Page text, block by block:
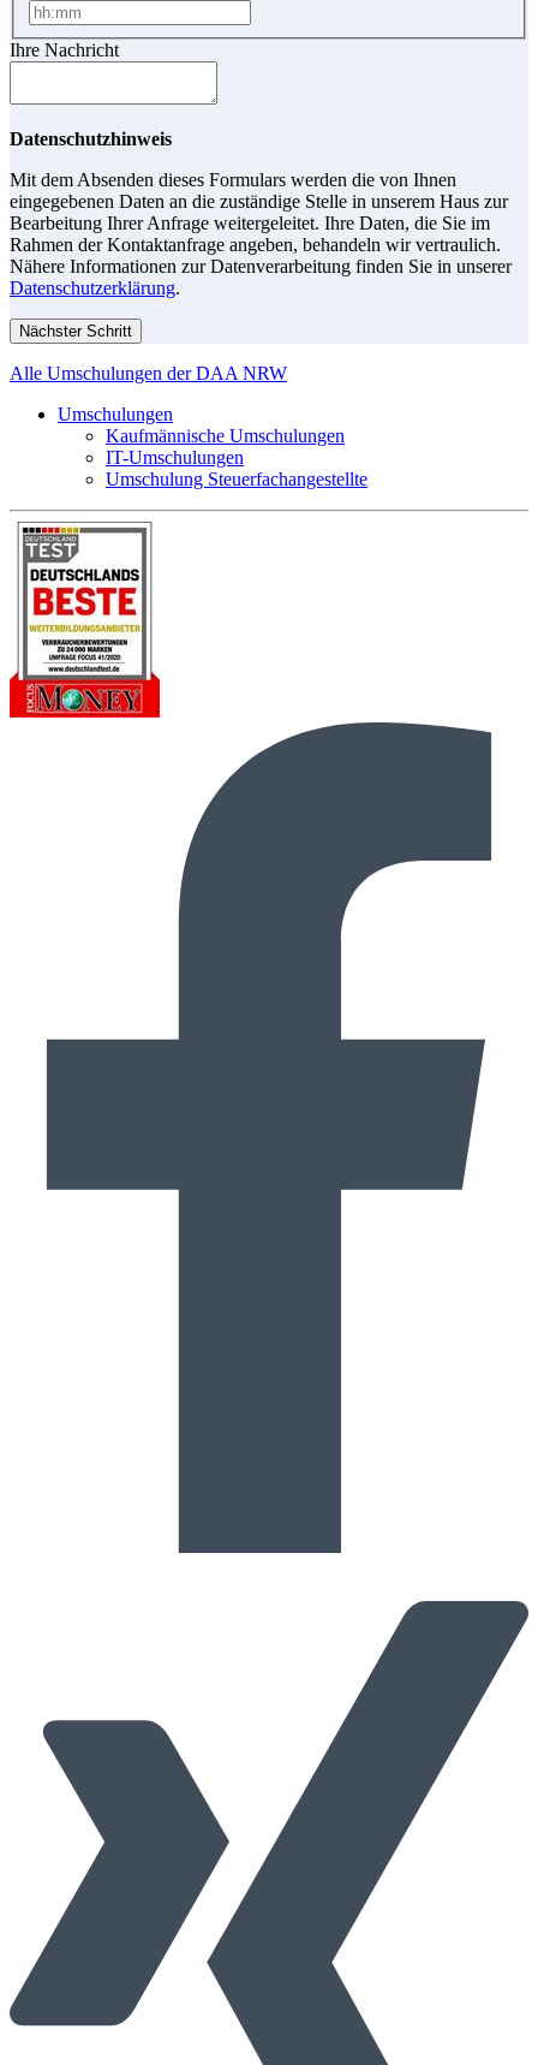
Ihre Nachricht
Datenschutzhinweis
Mit dem Absenden dieses Formulars werden die von Ihnen
eingegebenen Daten an die zuständige Stelle in unserem Haus zur
Bearbeitung Ihrer Anfrage weitergeleitet. Ihre Daten, die Sie im
Rahmen der Kontaktanfrage angeben, behandeln wir vertraulich.
Nähere Informationen zur Datenverarbeitung finden Sie in unserer
Datenschutzerklärung.
Nächster Schritt
Alle Umschulungen der DAA NRW
Umschulungen
Kaufmännische Umschulungen
IT-Umschulungen
Umschulung Steuerfachangestellte